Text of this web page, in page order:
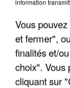
UNE
COULÉE DE
information
Vous
et fermer",
finalités et/
choix". Vous
cliquant sur